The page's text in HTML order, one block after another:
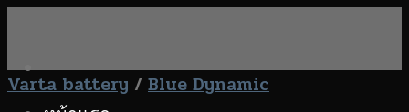
content
Varta battery / Blue Dynamic